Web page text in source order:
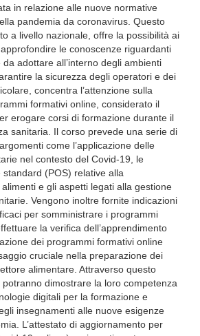
in relazione alle nuove normative
pandemia da coronavirus. Questo
a livello nazionale, offre la possibilità ai
le conoscenze riguardanti
adottare all’interno degli ambienti
la sicurezza degli operatori e dei
concentra l’attenzione sulla
formativi online, considerato il
erogare corsi di formazione durante il
sanitaria. Il corso prevede una serie di
come l’applicazione delle
nel contesto del Covid-19, le
(POS) relative alla
e gli aspetti legati alla gestione
Vengono inoltre fornite indicazioni
per somministrare i programmi
la verifica dell’apprendimento
dei programmi formativi online
cruciale nella preparazione dei
alimentare. Attraverso questo
dimostrare la loro competenza
digitali per la formazione e
insegnamenti alle nuove esigenze
L’attestato di aggiornamento per